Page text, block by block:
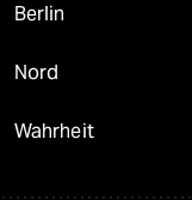
Berlin
Nord
Wahrheit